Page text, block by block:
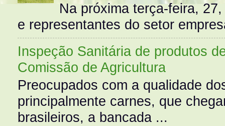
Na próxima terça-feira,
e representantes do setor
Inspeção Sanitária de produtos
Comissão de Agricultura
Preocupados com a qualidade
principalmente carnes, que
brasileiros, a bancada ...